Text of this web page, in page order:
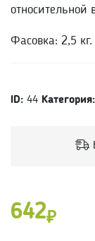
относительной
Фасовка: 2,5 кг.
ID: 44 Категория:
642₽